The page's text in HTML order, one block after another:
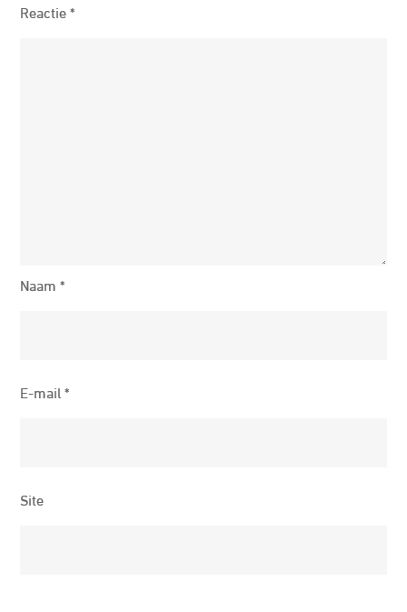
Reactie*
Naam*
E-mail*
Site